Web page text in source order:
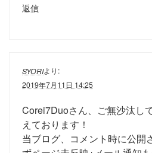
返信
SYORIより:
2019年7月11日 14:25
Corei7Duoさん、ご無沙汰し
えております！
当ブログ、コメント時に公開